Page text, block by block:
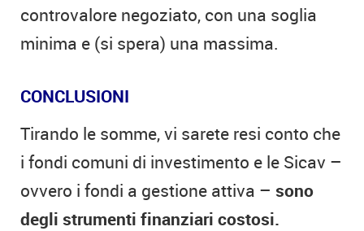
controvalore negoziato, con una soglia
minima e (si spera) una massima.
CONCLUSIONI
Tirando le somme, vi sarete resi conto che
i fondi comuni di investimento e le Sicav –
ovvero i fondi a gestione attiva – sono
degli strumenti finanziari costosi.